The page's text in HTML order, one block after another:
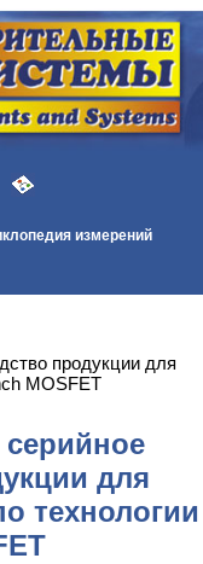
измерений
продукции для
MOSFET
для
технологии